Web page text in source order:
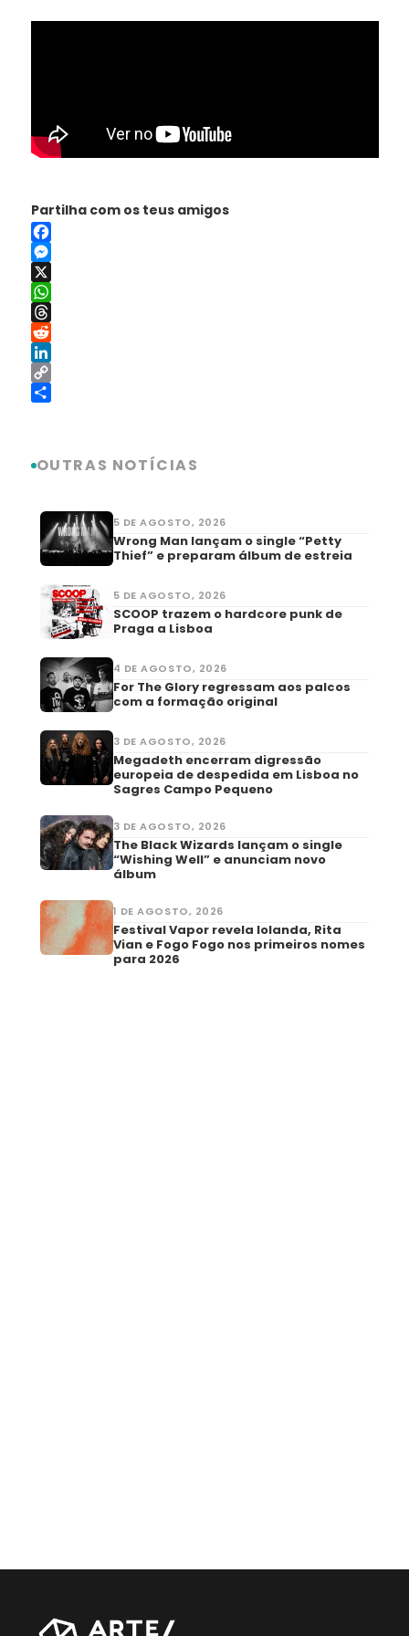
Partilha com os teus amigos
Facebook
Messenger
X
WhatsApp
Threads
Reddit
LinkedIn
Copy
OUTRAS NOTÍCIAS
5 DE AGOSTO, 2026
Wrong Man lançam o single “Petty
Thief” e preparam álbum de estreia
5 DE AGOSTO, 2026
SCOOP trazem o hardcore punk de
Praga a Lisboa
4 DE AGOSTO, 2026
For The Glory regressam aos palcos
com a formação original
3 DE AGOSTO, 2026
Megadeth encerram digressão
europeia de despedida em Lisboa no
Sagres Campo Pequeno
3 DE AGOSTO, 2026
The Black Wizards lançam o single
“Wishing Well” e anunciam novo
álbum
1 DE AGOSTO, 2026
Festival Vapor revela Iolanda, Rita
Vian e Fogo Fogo nos primeiros nomes
para 2026